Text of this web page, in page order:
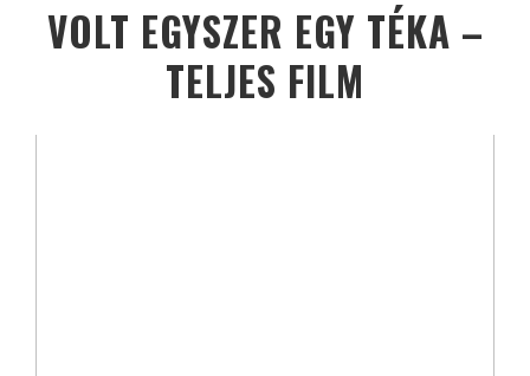
VOLT EGYSZER EGY TÉKA –
TELJES FILM